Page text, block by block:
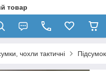
товар
чохли тактичні